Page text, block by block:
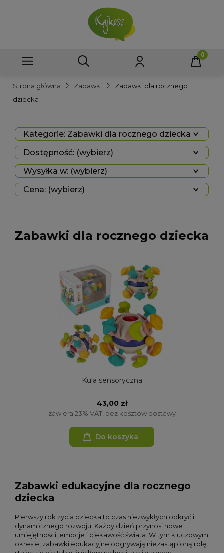
Strona główna Zabawki
Zabawki dla rocznego
dziecka
Kategorie: Zabawki dla rocznego dziecka
Dostępność: (wybierz)
Wysyłka w: (wybierz)
Cena: (wybierz)
Zabawki dla rocznego dziecka
Kula sensoryczna
43,00 zł
zawiera 23% VAT, bez kosztów dostawy
Do koszyka
Zabawki edukacyjne dla rocznego
dziecka
Pierwszy rok życia dziecka to czas niezwykłych odkryć i
dynamicznego rozwoju. Każdy dzień przynosi nowe
umiejętności, emocje i ciekawość świata. W tym kluczowym
okresie, zabawki edukacyjne odgrywają niezastąpioną rolę,